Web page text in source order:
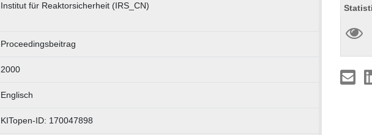
Institut für Reaktorsicherheit (IRS_CN)
Proceedingsbeitrag
2000
Englisch
KITopen-ID: 170047898